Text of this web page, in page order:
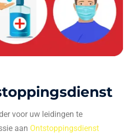
voor uw leidingen te
aan Ontstoppingsdienst